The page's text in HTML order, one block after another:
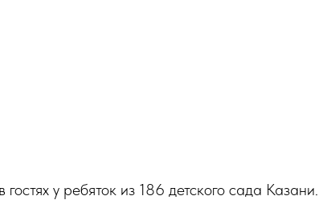
у ребяток из 186 детского сада Казани.